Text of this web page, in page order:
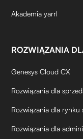
Akademia yarrl
ROZWIĄZANIA
Genesys Cloud CX
Rozwiązania dla
Rozwiązania dla
Rozwiązania dla